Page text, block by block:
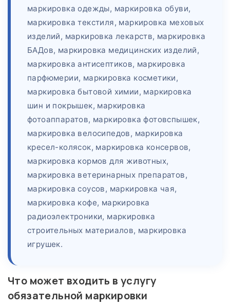
маркировка одежды, маркировка обуви,
маркировка текстиля, маркировка меховых
изделий, маркировка лекарств, маркировка
БАДов, маркировка медицинских изделий,
маркировка антисептиков, маркировка
парфюмерии, маркировка косметики,
маркировка бытовой химии, маркировка
шин и покрышек, маркировка
фотоаппаратов, маркировка фотовспышек,
маркировка велосипедов, маркировка
кресел-колясок, маркировка консервов,
маркировка кормов для животных,
маркировка ветеринарных препаратов,
маркировка соусов, маркировка чая,
маркировка кофе, маркировка
радиоэлектроники, маркировка
строительных материалов, маркировка
игрушек.
Что может входить в услугу
обязательной маркировки